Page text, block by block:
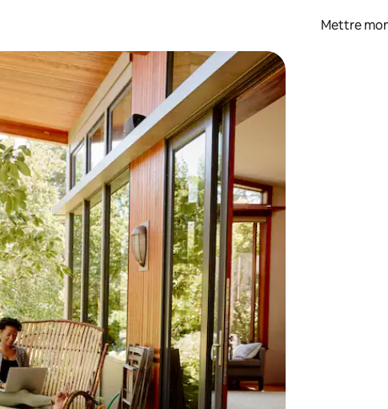
Mettre
les parcourir ou en appuyant et en faisant glisser.